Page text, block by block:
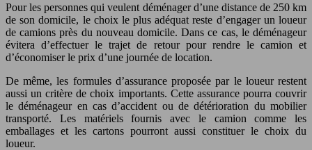
Pour les personnes qui veulent déménager d’une distance de 250 km
de son domicile, le choix le plus adéquat reste d’engager un loueur
de camions près du nouveau domicile. Dans ce cas, le déménageur
évitera d’effectuer le trajet de retour pour rendre le camion et
d’économiser le prix d’une journée de location.
De même, les formules d’assurance proposée par le loueur restent
aussi un critère de choix importants. Cette assurance pourra couvrir
le déménageur en cas d’accident ou de détérioration du mobilier
transporté. Les matériels fournis avec le camion comme les
emballages et les cartons pourront aussi constituer le choix du
loueur.